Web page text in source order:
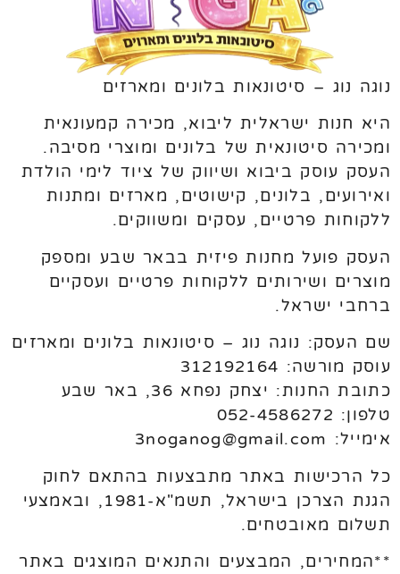
נוגה נוג – סיטונאות בלונים ומארזים
היא חנות ישראלית ליבוא, מכירה קמעונאית
ומכירה סיטונאית של בלונים ומוצרי מסיבה.
העסק עוסק ביבוא ושיווק של ציוד לימי הולדת
ואירועים, בלונים, קישוטים, מארזים ומתנות
ללקוחות פרטיים, עסקים ומשווקים.
העסק פועל מחנות פיזית בבאר שבע ומספק
מוצרים ושירותים ללקוחות פרטיים ועסקיים
ברחבי ישראל.
שם העסק: נוגה נוג – סיטונאות בלונים ומארזים
עוסק מורשה: 312192164
כתובת החנות: יצחק נפחא 36, באר שבע
טלפון: 052-4586272
אימייל: 3noganog@gmail.com
כל הרכישות באתר מתבצעות בהתאם לחוק
הגנת הצרכן בישראל, תשמ"א-1981, ובאמצעי
תשלום מאובטחים.
**המחירים, המבצעים והתנאים המוצגים באתר